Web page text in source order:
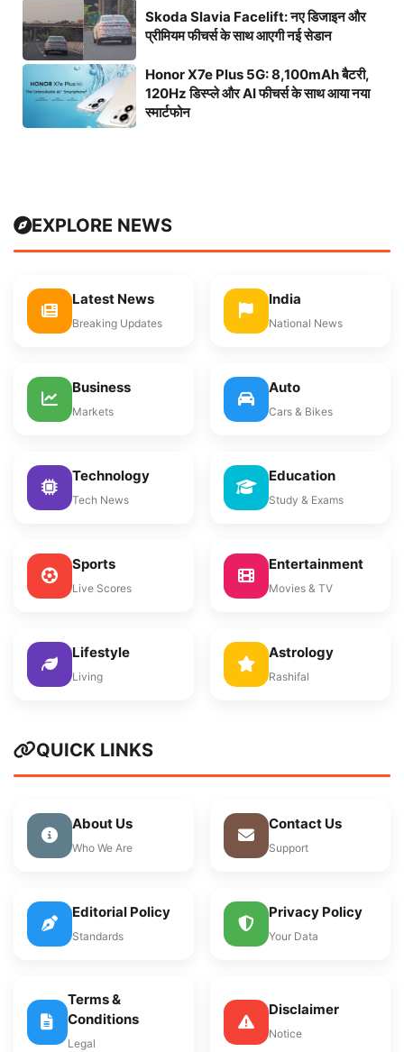
Skoda Slavia Facelift: नए डिजाइन और
प्रीमियम फीचर्स के साथ आएगी नई सेडान
Honor X7e Plus 5G: 8,100mAh बैटरी,
120Hz डिस्प्ले और AI फीचर्स के साथ आया नया
स्मार्टफोन
EXPLORE NEWS
Latest News
Breaking Updates
India
National News
Business
Markets
Auto
Cars & Bikes
Technology
Tech News
Education
Study & Exams
Sports
Live Scores
Entertainment
Movies & TV
Lifestyle
Living
Astrology
Rashifal
QUICK LINKS
About Us
Who We Are
Contact Us
Support
Editorial Policy
Standards
Privacy Policy
Your Data
Terms &
Conditions
Legal
Disclaimer
Notice